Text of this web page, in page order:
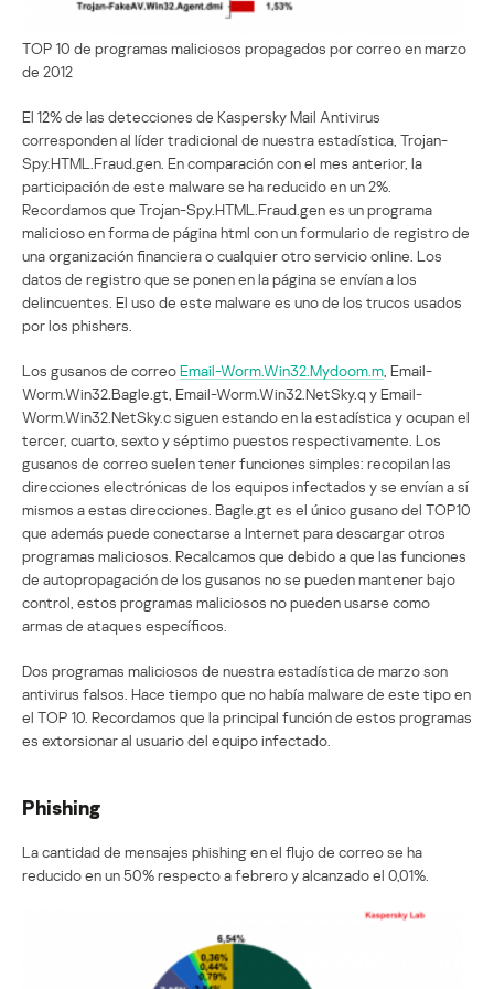
TOP 10 de programas maliciosos propagados por correo en marzo
de 2012
El 12% de las detecciones de Kaspersky Mail Antivirus
corresponden al líder tradicional de nuestra estadística, Trojan-
Spy.HTML.Fraud.gen. En comparación con el mes anterior, la
participación de este malware se ha reducido en un 2%.
Recordamos que Trojan-Spy.HTML.Fraud.gen es un programa
malicioso en forma de página html con un formulario de registro de
una organización financiera o cualquier otro servicio online. Los
datos de registro que se ponen en la página se envían a los
delincuentes. El uso de este malware es uno de los trucos usados
por los phishers.
Los gusanos de correoEmail-Worm.Win32.Mydoom.m , Email-
Worm.Win32.Bagle.gt, Email-Worm.Win32.NetSky.q y Email-
Worm.Win32.NetSky.c siguen estando en la estadística y ocupan el
tercer, cuarto, sexto y séptimo puestos respectivamente. Los
gusanos de correo suelen tener funciones simples: recopilan las
direcciones electrónicas de los equipos infectados y se envían a sí
mismos a estas direcciones. Bagle.gt es el único gusano del TOP10
que además puede conectarse a Internet para descargar otros
programas maliciosos. Recalcamos que debido a que las funciones
de autopropagación de los gusanos no se pueden mantener bajo
control, estos programas maliciosos no pueden usarse como
armas de ataques específicos.
Dos programas maliciosos de nuestra estadística de marzo son
antivirus falsos. Hace tiempo que no había malware de este tipo en
el TOP 10. Recordamos que la principal función de estos programas
es extorsionar al usuario del equipo infectado.
Phishing
La cantidad de mensajes phishing en el flujo de correo se ha
reducido en un 50% respecto a febrero y alcanzado el 0,01%.